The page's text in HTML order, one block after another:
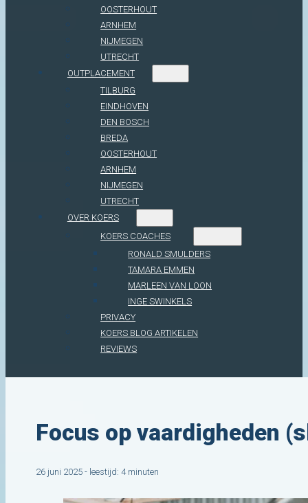
OOSTERHOUT
ARNHEM
NIJMEGEN
UTRECHT
OUTPLACEMENT
TILBURG
EINDHOVEN
DEN BOSCH
BREDA
OOSTERHOUT
ARNHEM
NIJMEGEN
UTRECHT
OVER KOERS
KOERS COACHES
RONALD SMULDERS
TAMARA EMMEN
MARLEEN VAN LOON
INGE SWINKELS
PRIVACY
KOERS BLOG ARTIKELEN
REVIEWS
Focus op vaardigheden
26 juni 2025 - leestijd: 4 minuten